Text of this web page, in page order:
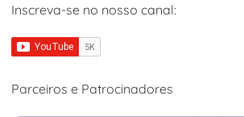
Inscreva-se no nosso canal:
Parceiros e Patrocinadores